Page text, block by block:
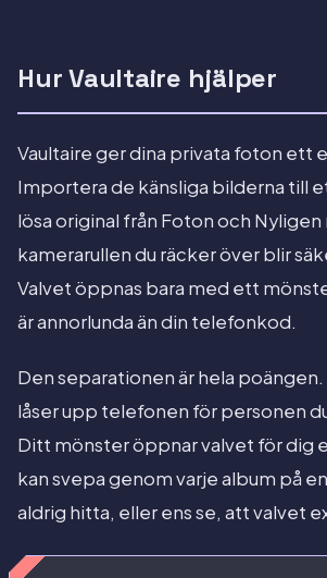
Hur Vaultaire hjälper
Vaultaire ger dina privata foton ett
Importera de känsliga bilderna till
lösa original från Foton och
kamerarullen du räcker över blir
Valvet öppnas bara med ett
är annorlunda än din telefonkod.
Den separationen är hela
låser upp telefonen för personen
Ditt mönster öppnar valvet för dig
kan svepa genom varje album på
aldrig hitta, eller ens se, att valvet